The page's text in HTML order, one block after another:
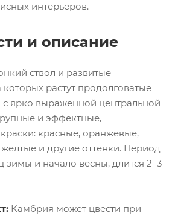
интерьеров.
и описание
ствол и развитые
растут продолговатые
с ярко выраженной центральной
и эффектные,
красные, оранжевые,
и другие оттенки. Период
зимы и начало весны, длится 2–3
Камбрия может цвести при